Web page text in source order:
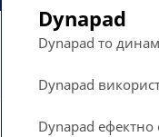
Dynapad
Dynapad то
Dynapad
Dynapad ефектно